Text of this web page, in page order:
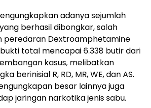
adanya sejumlah
berhasil dibongkar, salah
peredaran Dextroamphetamine
total mencapai 6.338 butir dari
kasus, melibatkan
berinisial R, RD, MR, WE, dan AS.
besar lainnya juga
jaringan narkotika jenis sabu.